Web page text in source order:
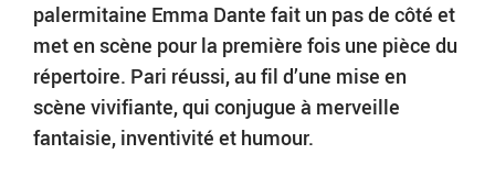
palermitaine Emma Dante fait un pas de côté et
met en scène pour la première fois une pièce du
répertoire. Pari réussi, au fil d’une mise en
scène vivifiante, qui conjugue à merveille
fantaisie, inventivité et humour.